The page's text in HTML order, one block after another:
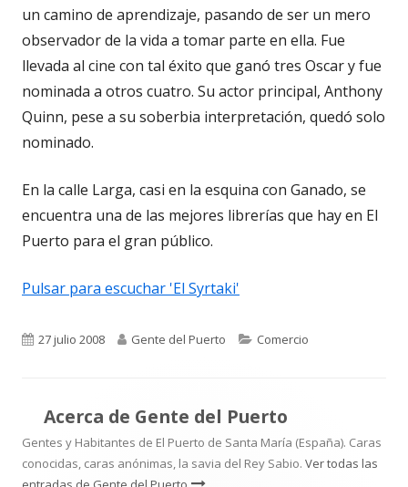
un camino de aprendizaje, pasando de ser un mero
observador de la vida a tomar parte en ella. Fue
llevada al cine con tal éxito que ganó tres Oscar y fue
nominada a otros cuatro. Su actor principal, Anthony
Quinn, pese a su soberbia interpretación, quedó solo
nominado.
En la calle Larga, casi en la esquina con Ganado, se
encuentra una de las mejores librerías que hay en El
Puerto para el gran público.
Pulsar para escuchar 'El Syrtaki'
Publicado
27 julio 2008 Autor
Gente del Puerto Categorías
Comercio
Acerca de Gente del Puerto
Gentes y Habitantes de El Puerto de Santa María (España). Caras
conocidas, caras anónimas, la savia del Rey Sabio. Ver todas las